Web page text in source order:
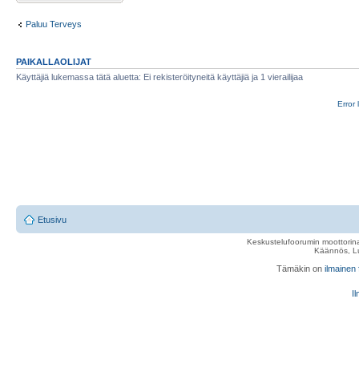
Paluu Terveys
PAIKALLAOLIJAT
Käyttäjiä lukemassa tätä aluetta: Ei rekisteröityneitä käyttäjiä ja 1 vierailijaa
Error
Etusivu
Keskustelufoorumin
Käännös,
Tämäkin on ilmainen